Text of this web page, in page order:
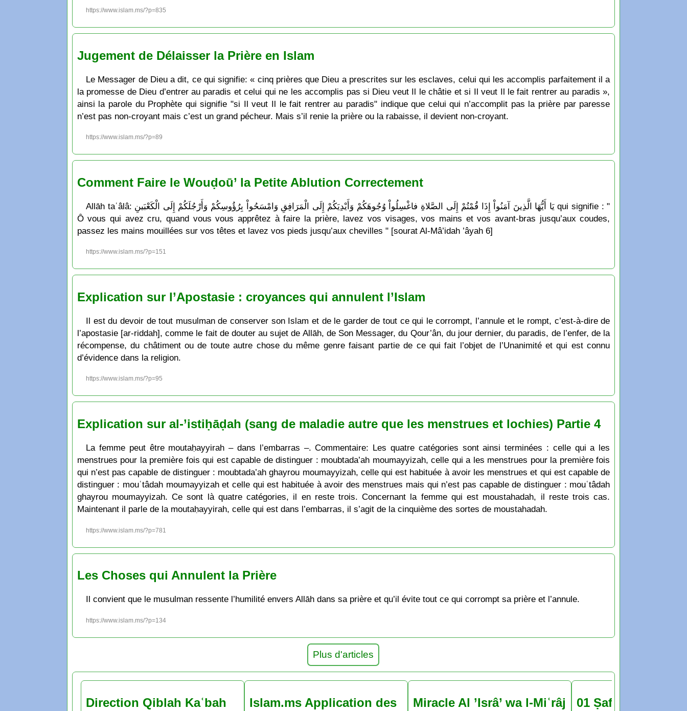
https://www.islam.ms/?p=835
Jugement de Délaisser la Prière en Islam
Le Messager de Dieu a dit, ce qui signifie: « cinq prières que Dieu a prescrites sur les esclaves, celui qui les accomplis parfaitement il a
la promesse de Dieu d’entrer au paradis et celui qui ne les accomplis pas si Dieu veut Il le châtie et si Il veut Il le fait rentrer au paradis »,
ainsi la parole du Prophète qui signifie "si Il veut Il le fait rentrer au paradis" indique que celui qui n’accomplit pas la prière par paresse
n’est pas non-croyant mais c’est un grand pécheur. Mais s’il renie la prière ou la rabaisse, il devient non-croyant.
https://www.islam.ms/?p=89
Comment Faire le Wouḍoū’ la Petite Ablution Correctement
Allāh taʿâlâ: يَا أَيُّهَا الَّذِينَ آمَنُواْ إِذَا قُمْتُمْ إِلَى الصَّلاةِ فاغْسِلُواْ وُجُوهَكُمْ وَأَيْدِيَكُمْ إِلَى الْمَرَافِقِ وَامْسَحُواْ بِرُؤُوسِكُمْ وَأَرْجُلَكُمْ إِلَى الْكَعْبَينِ qui signifie : "
Ô vous qui avez cru, quand vous vous apprêtez à faire la prière, lavez vos visages, vos mains et vos avant-bras jusqu’aux coudes,
passez les mains mouillées sur vos têtes et lavez vos pieds jusqu’aux chevilles " [sourat Al-Mâ’idah ’âyah 6]
https://www.islam.ms/?p=151
Explication sur l’Apostasie : croyances qui annulent l’Islam
Il est du devoir de tout musulman de conserver son Islam et de le garder de tout ce qui le corrompt, l’annule et le rompt, c’est-à-dire de
l’apostasie [ar-riddah], comme le fait de douter au sujet de Allāh, de Son Messager, du Qour’ân, du jour dernier, du paradis, de l’enfer, de la
récompense, du châtiment ou de toute autre chose du même genre faisant partie de ce qui fait l’objet de l’Unanimité et qui est connu
d’évidence dans la religion.
https://www.islam.ms/?p=95
Explication sur al-’istiḥāḍah (sang de maladie autre que les menstrues et lochies) Partie 4
La femme peut être moutaḥayyirah – dans l’embarras –. Commentaire: Les quatre catégories sont ainsi terminées : celle qui a les
menstrues pour la première fois qui est capable de distinguer : moubtada’ah moumayyizah, celle qui a les menstrues pour la première fois
qui n’est pas capable de distinguer : moubtada’ah ghayrou moumayyizah, celle qui est habituée à avoir les menstrues et qui est capable de
distinguer : mouʿtâdah moumayyizah et celle qui est habituée à avoir des menstrues mais qui n’est pas capable de distinguer : mouʿtâdah
ghayrou moumayyizah. Ce sont là quatre catégories, il en reste trois. Concernant la femme qui est moustahadah, il reste trois cas.
Maintenant il parle de la moutaḥayyirah, celle qui est dans l’embarras, il s’agit de la cinquième des sortes de moustahadah.
https://www.islam.ms/?p=781
Les Choses qui Annulent la Prière
Il convient que le musulman ressente l’humilité envers Allāh dans sa prière et qu’il évite tout ce qui corrompt sa prière et l’annule.
https://www.islam.ms/?p=134
Plus d'articles
Direction Qiblah Kaʿbah
Islam.ms Application des
Miracle Al ’Isrâ’ wa l-Miʿrâj
01 Ṣafar 1448 :